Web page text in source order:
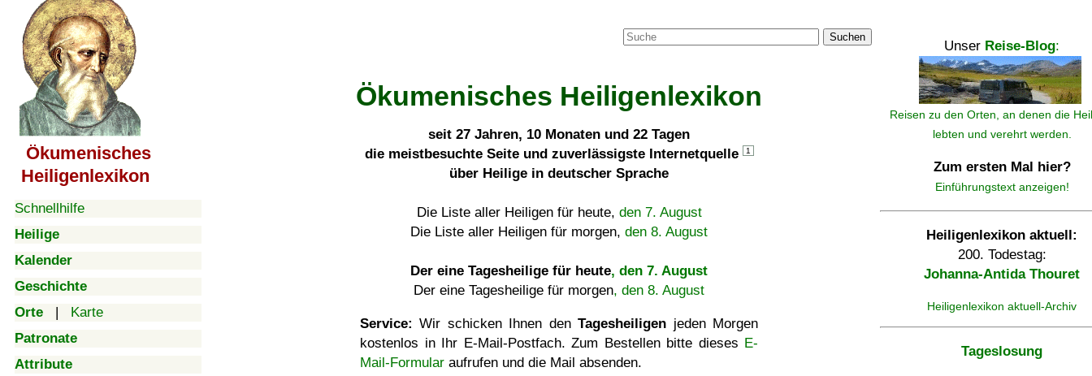
Ökumenisches
Heiligenlexikon
Schnellhilfe
Heilige
Kalender
Geschichte
Orte | Karte
Patronate
Attribute
Suchen
Ökumenisches Heiligenlexikon
seit 27 Jahren, 10 Monaten und 22 Tagen
die meistbesuchte Seite und zuverlässigste Internetquelle
1
über Heilige in deutscher Sprache
Die Liste aller Heiligen für heute, den 7. August
Die Liste aller Heiligen für morgen, den 8. August
Der eine Tagesheilige für heute, den 7. August
Der eine Tagesheilige für morgen, den 8. August
Service: Wir schicken Ihnen denTagesheiligen jeden Morgen
kostenlos in Ihr E-Mail-Postfach. Zum Bestellen bitte dieses E-
Mail-Formular aufrufen und die Mail absenden.
Unser Reise-Blog:
Reisen zu den Orten, an denen die
lebten und verehrt werden.
Zum ersten Mal hier?
Einführungstext anzeigen!
Heiligenlexikon aktuell:
200. Todestag:
Johanna-Antida Thouret
Heiligenlexikon aktuell-Archiv
Tageslosung